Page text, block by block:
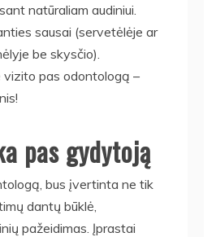
natūraliam audiniui.
sausai (servetėlėje ar
be skysčio).
vizito pas odontologą –
pas gydytoją
bus įvertinta ne tik
dantų būklė,
pažeidimas. Įprastai